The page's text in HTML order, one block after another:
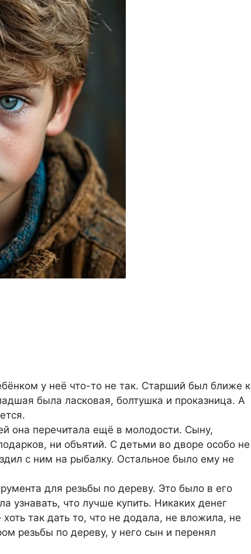
у неё что-то не так. Старший был ближе к
была ласковая, болтушка и проказница. А
она перечитала ещё в молодости. Сыну,
ни объятий. С детьми во дворе особо не
с ним на рыбалку. Остальное было ему не
для резьбы по дереву. Это было в его
узнавать, что лучше купить. Никаких денег
так дать то, что не додала, не вложила, не
резьбы по дереву, у него сын и перенял